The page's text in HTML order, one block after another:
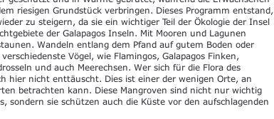
riesigen Grundstück verbringen. Dieses Programm entstand,
zu steigern, da sie ein wichtiger Teil der Ökologie der Insel
der Galapagos Inseln. Mit Mooren und Lagunen
Wandeln entlang dem Pfand auf gutem Boden oder
Vögel, wie Flamingos, Galapagos Finken,
und auch Meerechsen. Wer sich für die Flora des
hier nicht enttäuscht. Dies ist einer der wenigen Orte, an
betrachten kann. Diese Mangroven sind nicht nur wichtig
sondern sie schützen auch die Küste vor den aufschlagenden